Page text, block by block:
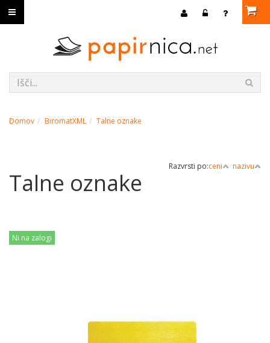
Domov BiromatXML Talne oznake
Razvrsti po:ceni nazivu
Talne oznake
Ni na zalogi